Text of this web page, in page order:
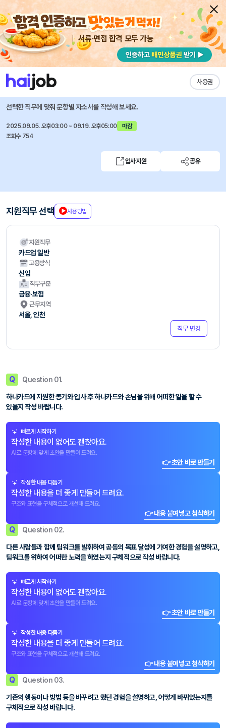
서류·면접 합격 모두 가능
사용권
채용공고 자소서 자유항목 자소서 내 작성목록
하나카드 즐겨찾기
2025년 신입직원 채용
선택한 직무에 맞춰 문항별 자소서를 작성해 보세요.
2025.09.05. 오후03:00 ~ 09.19. 오후05:00
마감
조회수 754
입사지원 공유
지원직무 선택 사용방법
지원직무
카드업 일반
고용방식
신입
직무구분
금융·보험
근무지역
서울, 인천
직무 변경
Q Question 01.
하나카드에 지원한 동기와 입사 후 하나카드와 손님을 위해 어떠한 일을 할 수
있을지 작성 바랍니다.
빠르게 시작하기
작성한 내용이 없어도 괜찮아요.
AI로 문항에 맞게 초안을 만들어 드려요.
👉 초안 바로 만들기
작성한 내용 다듬기
작성한 내용을 더 좋게 만들어 드려요.
구조와 표현을 구체적으로 개선해 드려요.
👉 내용 붙여넣고 첨삭하기
Q Question 02.
다른 사람들과 함께 팀워크를 발휘하여 공동의 목표 달성에 기여한 경험을 설명하고,
팀워크를 위하여 어떠한 노력을 하였는지 구체적으로 작성 바랍니다.
빠르게 시작하기
작성한 내용이 없어도 괜찮아요.
AI로 문항에 맞게 초안을 만들어 드려요.
👉 초안 바로 만들기
작성한 내용 다듬기
작성한 내용을 더 좋게 만들어 드려요.
구조와 표현을 구체적으로 개선해 드려요.
👉 내용 붙여넣고 첨삭하기
Q Question 03.
기존의 행동이나 방법 등을 바꾸려고 했던 경험을 설명하고, 어떻게 바뀌었는지를
구체적으로 작성 바랍니다.